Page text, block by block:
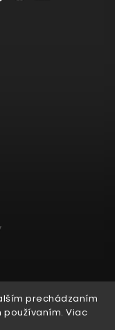
prechádzaním
používaním. Viac